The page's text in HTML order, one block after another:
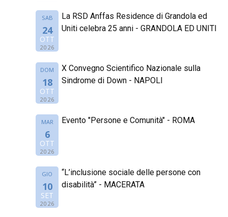
SAB
24
OTT
2026
La RSD Anffas Residence di Grandola ed
Uniti celebra 25 anni - GRANDOLA ED UNITI
DOM
18
OTT
2026
X Convegno Scientifico Nazionale sulla
Sindrome di Down - NAPOLI
MAR
6
OTT
2026
Evento "Persone e Comunità" - ROMA
GIO
10
SET
2026
“L’inclusione sociale delle persone con
disabilità” - MACERATA